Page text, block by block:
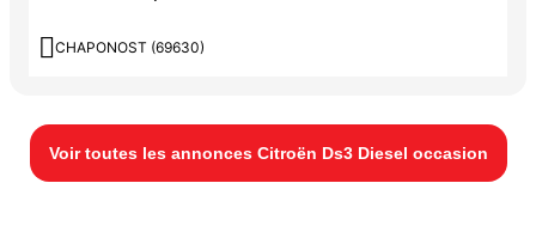
 CHAPONOST (69630)
Voir toutes les annonces Citroën Ds3 Diesel occasion